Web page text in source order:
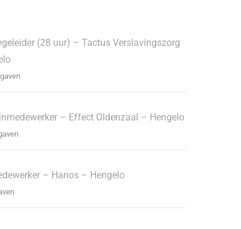
(28 uur) – Tactus Verslavingszorg
– Effect Oldenzaal – Hengelo
– Hanos – Hengelo